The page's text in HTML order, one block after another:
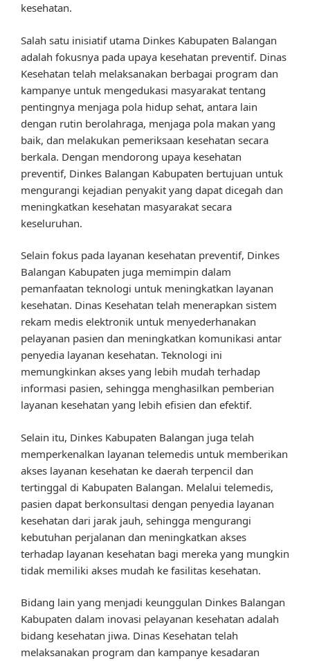
kesehatan.
Salah satu inisiatif utama Dinkes Kabupaten Balangan
adalah fokusnya pada upaya kesehatan preventif. Dinas
Kesehatan telah melaksanakan berbagai program dan
kampanye untuk mengedukasi masyarakat tentang
pentingnya menjaga pola hidup sehat, antara lain
dengan rutin berolahraga, menjaga pola makan yang
baik, dan melakukan pemeriksaan kesehatan secara
berkala. Dengan mendorong upaya kesehatan
preventif, Dinkes Balangan Kabupaten bertujuan untuk
mengurangi kejadian penyakit yang dapat dicegah dan
meningkatkan kesehatan masyarakat secara
keseluruhan.
Selain fokus pada layanan kesehatan preventif, Dinkes
Balangan Kabupaten juga memimpin dalam
pemanfaatan teknologi untuk meningkatkan layanan
kesehatan. Dinas Kesehatan telah menerapkan sistem
rekam medis elektronik untuk menyederhanakan
pelayanan pasien dan meningkatkan komunikasi antar
penyedia layanan kesehatan. Teknologi ini
memungkinkan akses yang lebih mudah terhadap
informasi pasien, sehingga menghasilkan pemberian
layanan kesehatan yang lebih efisien dan efektif.
Selain itu, Dinkes Kabupaten Balangan juga telah
memperkenalkan layanan telemedis untuk memberikan
akses layanan kesehatan ke daerah terpencil dan
tertinggal di Kabupaten Balangan. Melalui telemedis,
pasien dapat berkonsultasi dengan penyedia layanan
kesehatan dari jarak jauh, sehingga mengurangi
kebutuhan perjalanan dan meningkatkan akses
terhadap layanan kesehatan bagi mereka yang mungkin
tidak memiliki akses mudah ke fasilitas kesehatan.
Bidang lain yang menjadi keunggulan Dinkes Balangan
Kabupaten dalam inovasi pelayanan kesehatan adalah
bidang kesehatan jiwa. Dinas Kesehatan telah
melaksanakan program dan kampanye kesadaran